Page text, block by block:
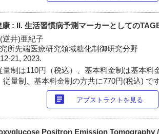
: II. 生活習慣病予測マーカーとしての
逆井)亜紀子
所先端医療研究領域糖化制御研究分野
12-21, 2023.
制は110円（税込）、基本料金制は基本料
量制、基本料金制の方共に770円(税込) です
article アブストラクトを見る
Positron Emission Tomography